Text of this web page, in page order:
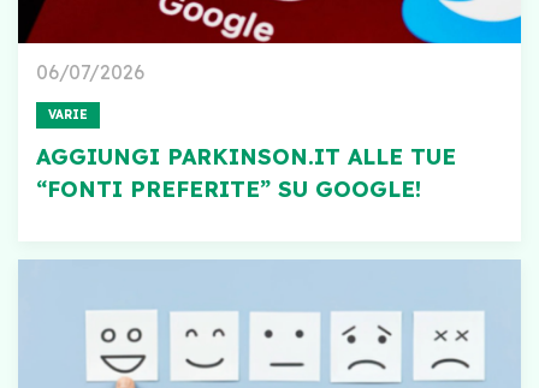
06/07/2026
VARIE
AGGIUNGI PARKINSON.IT ALLE TUE
“FONTI PREFERITE” SU GOOGLE!